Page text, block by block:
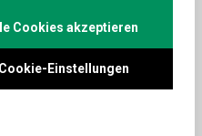
Cookies akzeptieren
Einstellungen